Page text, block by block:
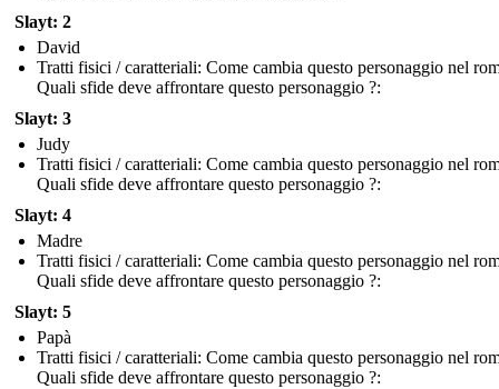
Slayt: 2
David
Tratti fisici / caratteriali: Come cambia questo personaggio nel
Quali sfide deve affrontare questo personaggio ?:
Slayt: 3
Judy
Tratti fisici / caratteriali: Come cambia questo personaggio nel
Quali sfide deve affrontare questo personaggio ?:
Slayt: 4
Madre
Tratti fisici / caratteriali: Come cambia questo personaggio nel
Quali sfide deve affrontare questo personaggio ?:
Slayt: 5
Papà
Tratti fisici / caratteriali: Come cambia questo personaggio nel
Quali sfide deve affrontare questo personaggio ?: